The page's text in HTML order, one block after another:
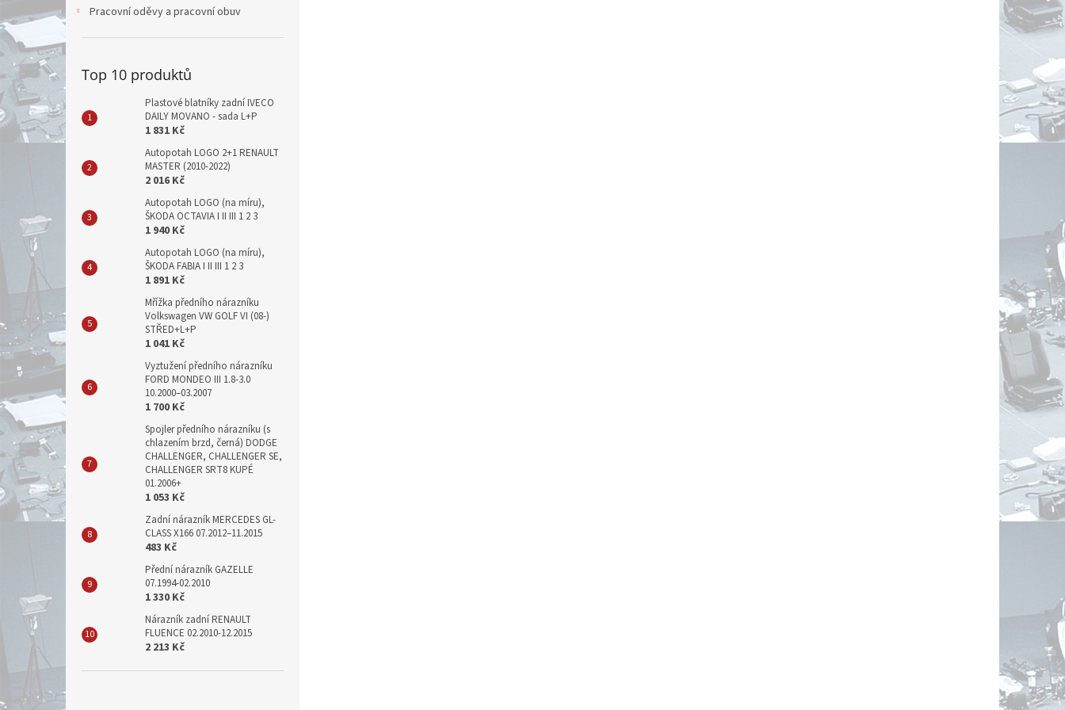
Pracovní oděvy a pracovní obuv
Top 10 produktů
Plastové blatníky zadní IVECO
DAILY MOVANO - sada L+P
1 831 Kč
Autopotah LOGO 2+1 RENAULT
MASTER (2010-2022)
2 016 Kč
Autopotah LOGO (na míru),
ŠKODA OCTAVIA I II III 1 2 3
1 940 Kč
Autopotah LOGO (na míru),
ŠKODA FABIA I II III 1 2 3
1 891 Kč
Mřížka předního nárazníku
Volkswagen VW GOLF VI (08-)
STŘED+L+P
1 041 Kč
Vyztužení předního nárazníku
FORD MONDEO III 1.8-3.0
10.2000–03.2007
1 700 Kč
Spojler předního nárazníku (s
chlazením brzd, černá) DODGE
CHALLENGER, CHALLENGER SE,
CHALLENGER SRT8 KUPÉ
01.2006+
1 053 Kč
Zadní nárazník MERCEDES GL-
CLASS X166 07.2012–11.2015
483 Kč
Přední nárazník GAZELLE
07.1994-02.2010
1 330 Kč
Nárazník zadní RENAULT
FLUENCE 02.2010-12.2015
2 213 Kč